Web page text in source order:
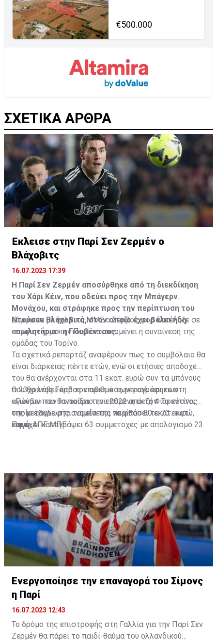
€500.000
ΣΧΕΤΙΚΑ ΑΡΘΡΑ
Έκλεισε στην Παρί Σεν Ζερμέν ο
Βλάχοβιτς
16.07.2023 17:39
Η Παρί Σεν Ζερμέν αποσύρθηκε από τη διεκδίκηση
του Χάρι Κέιν, που οδεύει προς την Μπάγερν
Μονάχου, και στράφηκε προς την περίπτωση του
Ντούσαν Βλάχοβιτς, στον οποίο έχει βάλει ήδη
«πωλητήριο» η Γιουβέντους.
Σύμφωνα με γαλλικά ΜΜΕ ο Σέρβος φορ κατέληξε σε
συμφωνία με την Παρί και απομένει η συναίνεση της
ομάδας του Τορίνο.
Τα σχετικά ρεπορτάζ αναφέρουν πως το συμβόλαιο θα
είναι διάρκειας πέντε ετών, ενώ οι ετήσιες αποδοχές
του θα ανέρχονται στα 11 εκατ. ευρώ συν τα μπόνους
που θα λάβει από τον αριθμό των γκολ και των
αγώνων που θα παίξει την επόμενη σεζόν. Το κόστος
της μεταγραφής αναμένεται να φθάσει τα 70 εκατ.
ευρώ.
Ο 23χρονος Σέρβος επιθετικός μεταγράφηκε στη
«Γιούβε» τον Ιανουάριο του 2022 από τη Φιορεντίνα, η
οποία έβαλε στα ταμεία της περίπου 80 εκατ. ευρώ,
και έχει καταγράψει 63 συμμετοχές με απολογισμό 23
Πηγή: ΑΠΕ ΜΠΕ
Ενεργοποίησε την επαναγορά του Σίμονς
η Παρί
16.07.2023 12:43
Το δρόμο της επιστροφής στη Γαλλία για την Παρί Σεν
Ζερμέν θα πάρει το παιδί-θαύμα του ολλανδικού